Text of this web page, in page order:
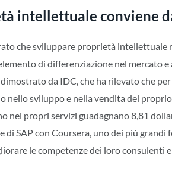
intellettuale conviene
che sviluppare proprietà
di differenziazione nel mercato
da IDC, che ha rilevato che per
nello sviluppo e nella vendita del
nei propri servizi guadagnano 8,81
di SAP con Coursera, uno dei più
le competenze dei loro consulenti